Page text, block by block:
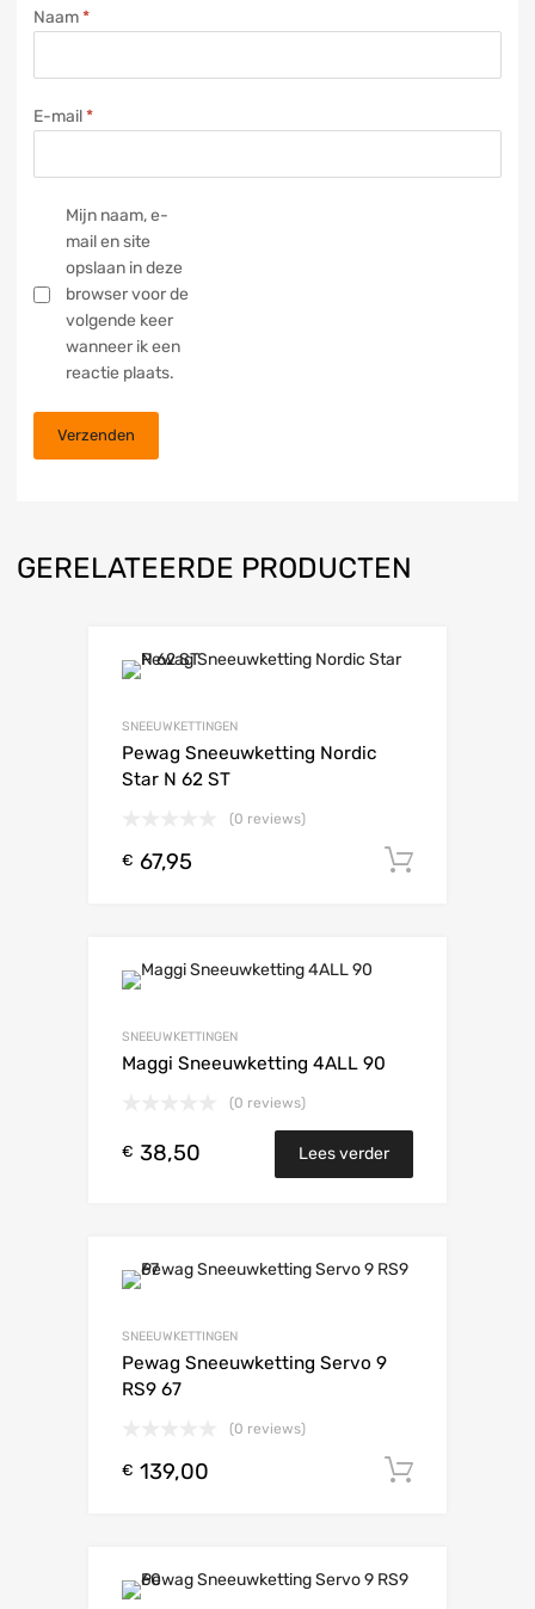
Naam*
E-mail*
Mijn naam, e-
mail en site
opslaan in deze
browser voor de
volgende keer
wanneer ik een
reactie plaats.
GERELATEERDE PRODUCTEN
SNEEUWKETTINGEN
Pewag Sneeuwketting Nordic
Star N 62 ST
(0 reviews)
€ 67,95
SNEEUWKETTINGEN
Maggi Sneeuwketting 4ALL 90
(0 reviews)
€ 38,50 Lees verder
SNEEUWKETTINGEN
Pewag Sneeuwketting Servo 9
RS9 67
(0 reviews)
€ 139,00